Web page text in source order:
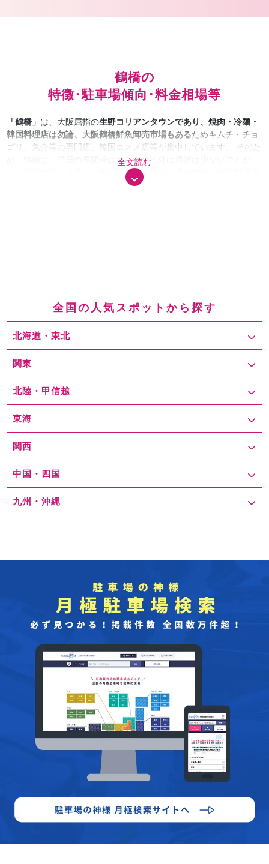
鶴橋の
特徴･駐車場傾向･料金相場等
全文読む
「鶴橋」 は、大阪屈指の生野コリアンタウンであり、焼肉・冷麺・
韓国料理店は勿論、大阪鶴橋鮮魚卸売市場もあるためキムチ・チョ
ゴリ、魚介等の専門店、韓国コスメ店等が集中しています。 そのた
め、鶴橋は、平日の昼間帯はランチ時以外は混雑は少ないですが、
夕方以降や休日は多くの観光客や仕事帰りの人が焼肉・韓国料理グ
を求めて人も駐車場も大変混雑していま
全国の人気スポットから探す
北海道・東北
関東
北陸・甲信越
東海
関西
中国・四国
九州・沖縄